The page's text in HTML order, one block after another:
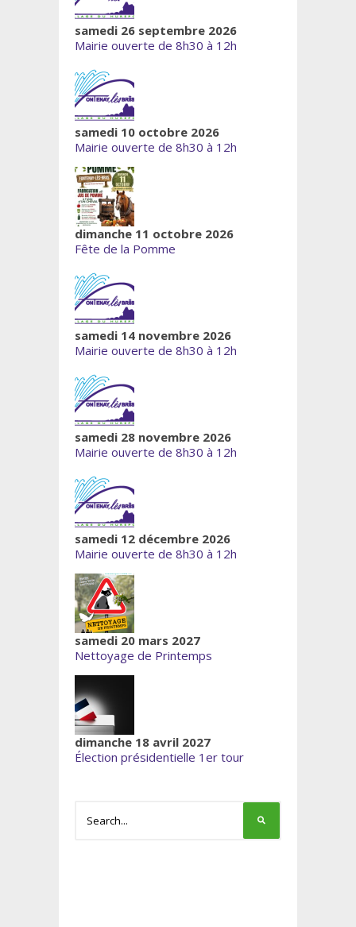
samedi 26 septembre 2026
Mairie ouverte de 8h30 à 12h
samedi 10 octobre 2026
Mairie ouverte de 8h30 à 12h
dimanche 11 octobre 2026
Fête de la Pomme
samedi 14 novembre 2026
Mairie ouverte de 8h30 à 12h
samedi 28 novembre 2026
Mairie ouverte de 8h30 à 12h
samedi 12 décembre 2026
Mairie ouverte de 8h30 à 12h
samedi 20 mars 2027
Nettoyage de Printemps
dimanche 18 avril 2027
Élection présidentielle 1er tour